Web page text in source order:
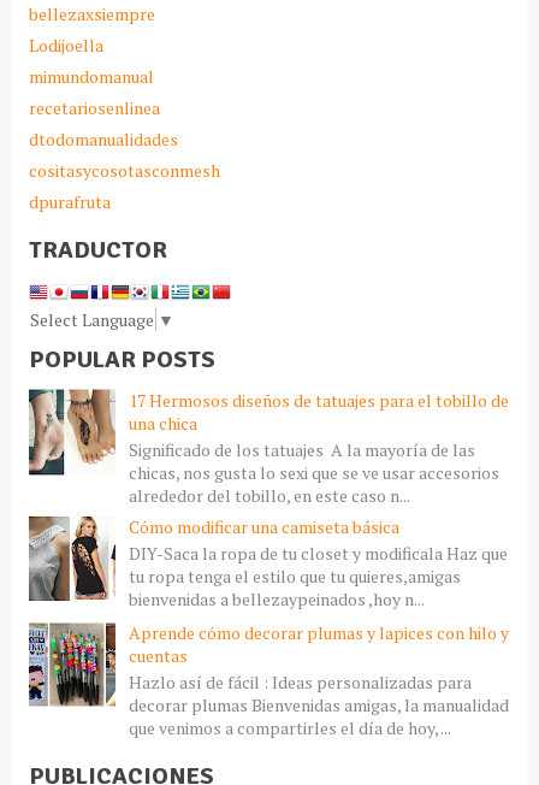
bellezaxsiempre
Lodijoella
mimundomanual
recetariosenlinea
dtodomanualidades
cositasycosotasconmesh
dpurafruta
TRADUCTOR
Select Language ▼
POPULAR POSTS
17 Hermosos diseños de tatuajes para el tobillo de
una chica
Significado de los tatuajes A la mayoría de las
chicas, nos gusta lo sexi que se ve usar accesorios
alrededor del tobillo, en este caso n...
Cómo modificar una camiseta básica
DIY-Saca la ropa de tu closet y modificala Haz que
tu ropa tenga el estilo que tu quieres,amigas
bienvenidas a bellezaypeinados ,hoy n...
Aprende cómo decorar plumas y lapices con hilo y
cuentas
Hazlo así de fácil : Ideas personalizadas para
decorar plumas Bienvenidas amigas, la manualidad
que venimos a compartirles el día de hoy, ...
PUBLICACIONES